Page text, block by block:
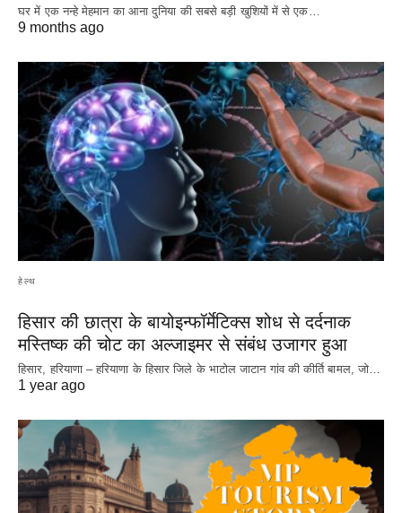
घर में एक नन्हे मेहमान का आना दुनिया की सबसे बड़ी खुशियों में से एक…
9 months ago
हेल्थ
हिसार की छात्रा के बायोइन्फॉर्मेटिक्स शोध से दर्दनाक
मस्तिष्क की चोट का अल्जाइमर से संबंध उजागर हुआ
हिसार, हरियाणा – हरियाणा के हिसार जिले के भाटोल जाटान गांव की कीर्ति बामल, जो…
1 year ago